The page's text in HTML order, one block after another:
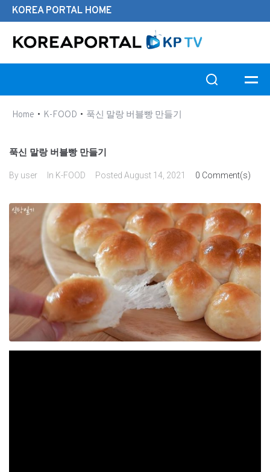
KOREA PORTAL HOME
Home • K-FOOD • 푹신 말랑 버블빵 만들기
푹신 말랑 버블빵 만들기
By user In K-FOOD Posted August 14, 2021 0 Comment(s)